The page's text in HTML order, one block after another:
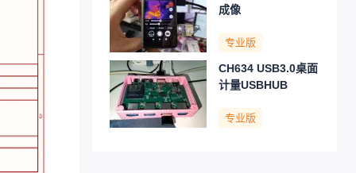
成像
专业版
CH634 USB3.0桌面
计量USBHUB
专业版